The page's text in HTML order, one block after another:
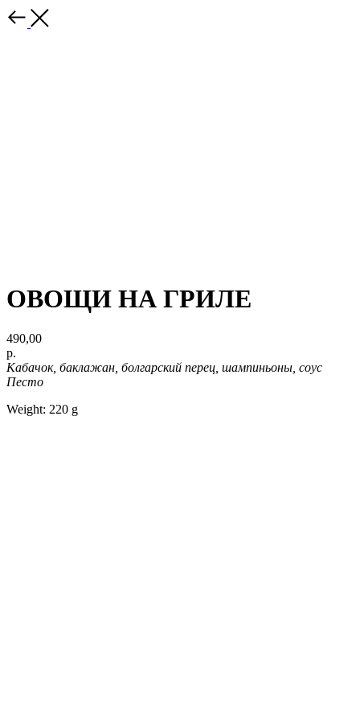
ОВОЩИ НА ГРИЛЕ
490,00
р.
Кабачок, баклажан, болгарский перец, шампиньоны, соус
Песто
Weight: 220 g